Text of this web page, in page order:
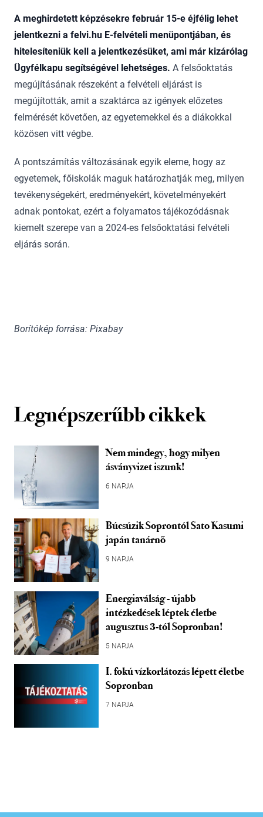
A meghirdetett képzésekre február 15-e éjfélig lehet
jelentkezni a felvi.hu E-felvételi menüpontjában, és
hitelesíteniük kell a jelentkezésüket, ami már kizárólag
Ügyfélkapu segítségével lehetséges. A felsőoktatás
megújításának részeként a felvételi eljárást is
megújították, amit a szaktárca az igények előzetes
felmérését követően, az egyetemekkel és a diákokkal
közösen vitt végbe.
A pontszámítás változásának egyik eleme, hogy az
egyetemek, főiskolák maguk határozhatják meg, milyen
tevékenységekért, eredményekért, követelményekért
adnak pontokat, ezért a folyamatos tájékozódásnak
kiemelt szerepe van a 2024-es felsőoktatási felvételi
eljárás során.
Borítókép forrása: Pixabay
Legnépszerűbb cikkek
Nem mindegy, hogy milyen
ásványvizet iszunk!
6 NAPJA
Búcsúzik Soprontól Sato Kasumi
japán tanárnő
9 NAPJA
Energiaválság - újabb
intézkedések léptek életbe
augusztus 3-tól Sopronban!
5 NAPJA
I. fokú vízkorlátozás lépett életbe
Sopronban
7 NAPJA